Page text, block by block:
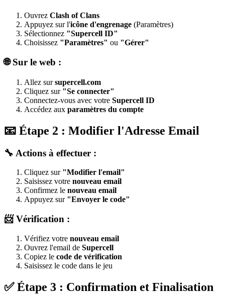
Ouvrez Clash of Clans
Appuyez sur l'icône d'engrenage (Paramètres)
Sélectionnez "Supercell ID"
Choisissez "Paramètres" ou "Gérer"
🌐 Sur le web :
Allez sursupercell.com
Cliquez sur "Se connecter"
Connectez-vous avec votre Supercell ID
Accédez aux paramètres du compte
📧 Étape 2 : Modifier l'Adresse Email
🔧 Actions à effectuer :
Cliquez sur "Modifier l'email"
Saisissez votre nouveau email
Confirmez le nouveau email
Appuyez sur "Envoyer le code"
📨 Vérification :
Vérifiez votre nouveau email
Ouvrez l'email de Supercell
Copiez le code de vérification
Saisissez le code dans le jeu
✅ Étape 3 : Confirmation et Finalisation